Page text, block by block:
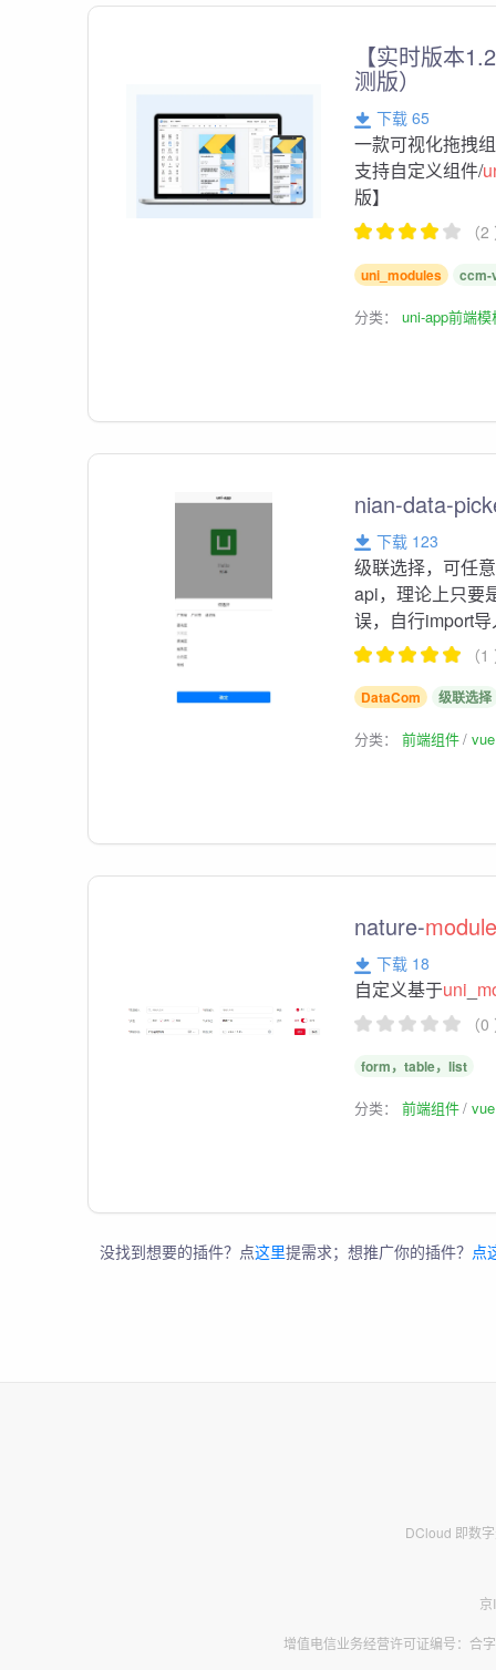
【实时版本
测版）
下载 65
一款可视化拖拽
支持自定义组件/
版】
（
uni_modules ccm-
分类：uni-app前端模
nian-data-
下载 123
级联选择，可任
api，理论上只要
误，自行import
（
DataCom 级联选择
分类：前端组件
nature-
下载 18
自定义基于uni
（
form，table，list
分类：前端组件
没找到想要的插件？点这里提需求；想推广你的插件？ 点
DCloud 即数
增值电信业务经营许可证编号：合